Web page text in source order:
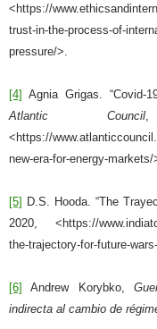
<https://
trust-in-the-process-of-
pressure/>.
[4] Agnia Grigas. “Covid-
Atlantic Council,
<https://
new-era-for-energy-markets/
[5] D.S. Hooda. “The
2020, <https://
the-trajectory-for-future-
[6] Andrew Korybko,
indirecta al cambio de